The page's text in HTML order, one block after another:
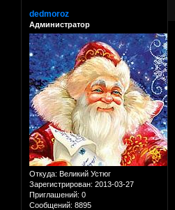
dedmoroz
Администратор
Откуда: Великий Устюг
Зарегистрирован: 2013-03-27
Приглашений: 0
Сообщений: 8895